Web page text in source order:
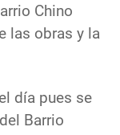
Chino
las obras y la
día pues se
Barrio